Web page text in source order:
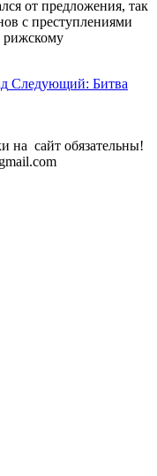
от предложения, так
с преступлениями
рижскому
Следующий: Битва
на сайт обязательны!